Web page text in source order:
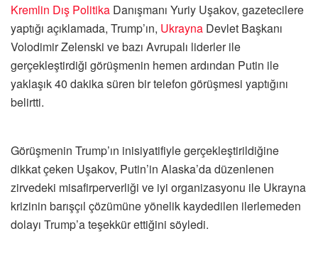
Kremlin Dış Politika Danışmanı Yuriy Uşakov, gazetecilere
yaptığı açıklamada, Trump’ın, Ukrayna Devlet Başkanı
Volodimir Zelenski ve bazı Avrupalı liderler ile
gerçekleştirdiği görüşmenin hemen ardından Putin ile
yaklaşık 40 dakika süren bir telefon görüşmesi yaptığını
belirtti.
Görüşmenin Trump’ın inisiyatifiyle gerçekleştirildiğine
dikkat çeken Uşakov, Putin’in Alaska’da düzenlenen
zirvedeki misafirperverliği ve iyi organizasyonu ile Ukrayna
krizinin barışçıl çözümüne yönelik kaydedilen ilerlemeden
dolayı Trump’a teşekkür ettiğini söyledi.